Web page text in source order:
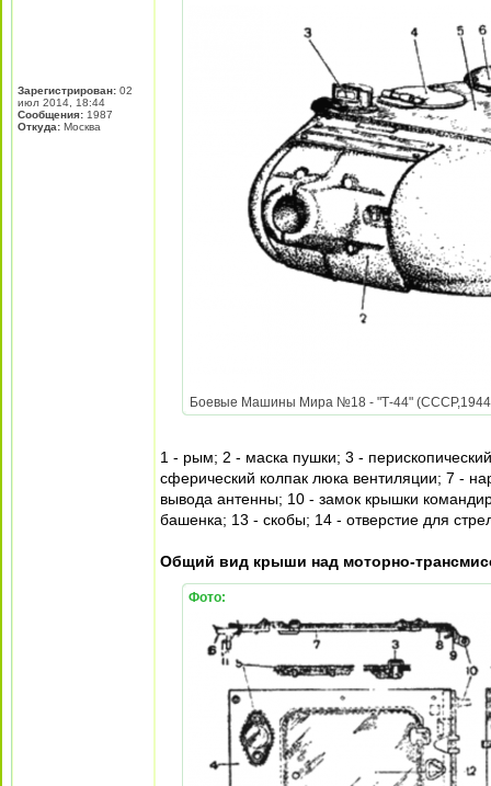
Зарегистрирован: 02
июл 2014, 18:44
Сообщения: 1987
Откуда: Москва
Боевые Машины Мира №18 - "Т-44" (СССР,1944)
1 - рым; 2 - маска пушки; 3 -
сферический колпак люка вентиляции; 7 -
вывода антенны; 10 - замок крышки
башенка; 13 - скобы; 14 - отверстие для
Общий вид крыши над моторно-
Фото: